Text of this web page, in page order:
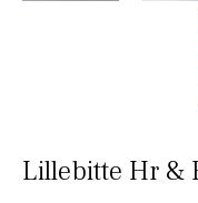
Lillebitte Hr &